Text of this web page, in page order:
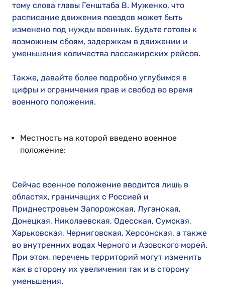
тому слова главы Генштаба В. Муженко, что
расписание движения поездов может быть
изменено под нужды военных. Будьте готовы к
возможным сбоям, задержкам в движении и
уменьшения количества пассажирских рейсов.
Также, давайте более подробно углубимся в
цифры и ограничения прав и свобод во время
военного положения.
Местность на которой введено военное
положение:
Сейчас военное положение вводится лишь в
областях, граничащих с Россией и
Приднестровьем Запорожская, Луганская,
Донецкая, Николаевская, Одесская, Сумская,
Харьковская, Черниговская, Херсонская, а также
во внутренних водах Черного и Азовского морей.
При этом, перечень территорий могут изменить
как в сторону их увеличения так и в сторону
уменьшения.